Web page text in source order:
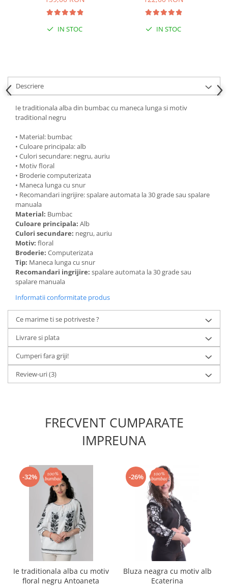
IN STOC IN STOC
Descriere
Ie traditionala alba din bumbac cu maneca lunga si motiv
traditional negru
• Material: bumbac
• Culoare principala: alb
• Culori secundare: negru, auriu
• Motiv floral
• Broderie computerizata
• Maneca lunga cu snur
• Recomandari ingrijire: spalare automata la 30 grade sau spalare
manuala
Material: Bumbac
Culoare principala: Alb
Culori secundare: negru, auriu
Motiv: floral
Broderie: Computerizata
Tip: Maneca lunga cu snur
Recomandari ingrijire: spalare automata la 30 grade sau
spalare manuala
Informatii conformitate produs
Ce marime ti se potriveste ?
Livrare si plata
Cumperi fara griji!
Review-uri(3)
FRECVENT CUMPARATE
IMPREUNA
-32%
Ie traditionala alba cu motiv
floral negru Antoaneta
-26%
Bluza neagra cu motiv alb
Ecaterina